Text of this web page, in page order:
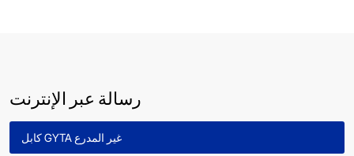
رسالة عبر الإنترنت